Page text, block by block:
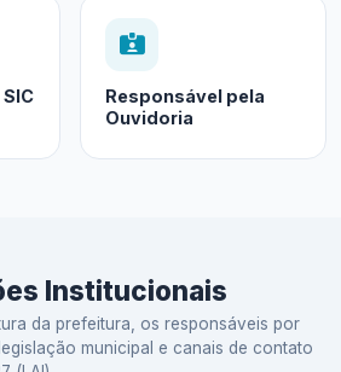
Responsável pela
Ouvidoria
Institucionais
da prefeitura, os responsáveis por
municipal e canais de contato